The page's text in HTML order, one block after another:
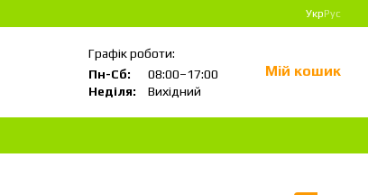
УкрРус
Графік роботи:
Пн-Сб:
08:00–17:00
Неділя:
Вихідний
Мій кошик